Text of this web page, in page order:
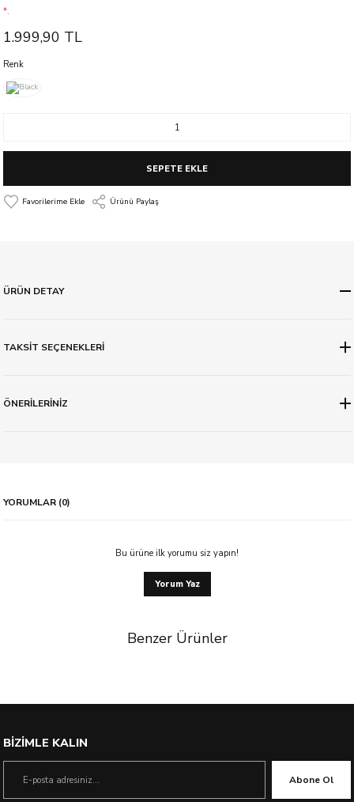
*.
1.999,90 TL
Renk
SEPETE EKLE
Ürünü Paylaş
ÜRÜN DETAY
TAKSİT SEÇENEKLERİ
ÖNERİLERİNİZ
YORUMLAR (0)
Bu ürüne ilk yorumu siz yapın!
Yorum Yaz
Benzer Ürünler
BİZİMLE KALIN
Abone Ol